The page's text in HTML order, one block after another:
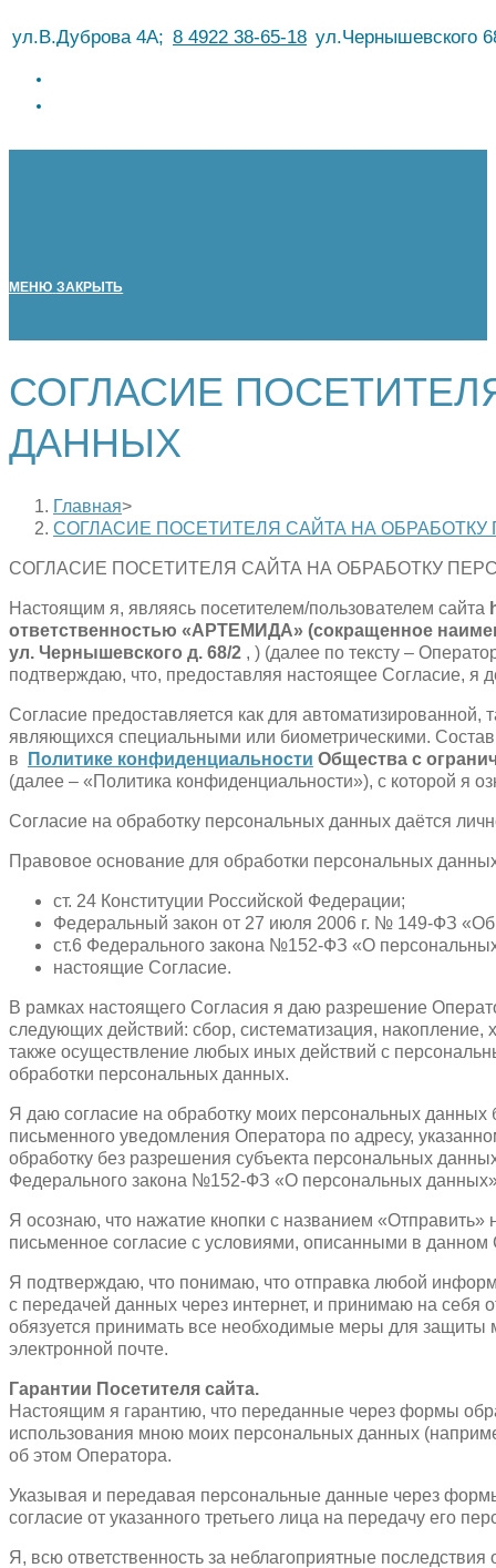
кул.В.Дуброва 4А; 8 4922 38-65-18 ул.Чернышевского
МЕНЮ ЗАКРЫТЬ
СОГЛАСИЕ
ДАННЫХ
Главная>
СОГЛАСИЕ ПОСЕТИТЕЛЯ САЙТА НА
СОГЛАСИЕ ПОСЕТИТЕЛЯ САЙТА НА ОБРАБОТКУ
Настоящим я, являясь посетителем/пользователем сайта
ответственностью «АРТЕМИДА» (сокращенное
ул. Чернышевского д. 68/2 , ) (далее по тексту –
подтверждаю, что, предоставляя настоящее Согласие, я
Согласие предоставляется как для
являющихся специальными или биометрическими.
в
Политике конфиденциальности Общества с
(далее – «Политика конфиденциальности»), с которой я
Согласие на обработку персональных данных даётся
Правовое основание для обработки персональных
ст. 24 Конституции Российской Федерации;
Федеральный закон от 27 июля 2006 г. № 149-ФЗ
ст.6 Федерального закона №152-ФЗ «О
настоящие Согласие.
В рамках настоящего Согласия я даю разрешение
следующих действий: сбор, систематизация,
также осуществление любых иных действий с
обработки персональных данных.
Я даю согласие на обработку моих персональных данных
письменного уведомления Оператора по адресу,
обработку без разрешения субъекта персональных
Федерального закона №152-ФЗ «О персональных данных»
Я осознаю, что нажатие кнопки с названием
письменное согласие с условиями, описанными в
Я подтверждаю, что понимаю, что отправка любой
с передачей данных через интернет, и принимаю на себя
обязуется принимать все необходимые меры для защиты
электронной почте.
Гарантии Посетителя сайта.
Настоящим я гарантию, что переданные через формы
использования мною моих персональных данных
об этом Оператора.
Указывая и передавая персональные данные через
согласие от указанного третьего лица на передачу его
Я, всю ответственность за неблагоприятные